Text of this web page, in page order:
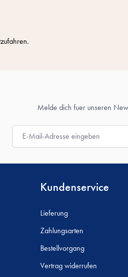
Melde dich fuer unseren
E-Mail-Adresse
Kundenservice
Lieferung
Zahlungsarten
Bestellvorgang
Vertrag widerrufen